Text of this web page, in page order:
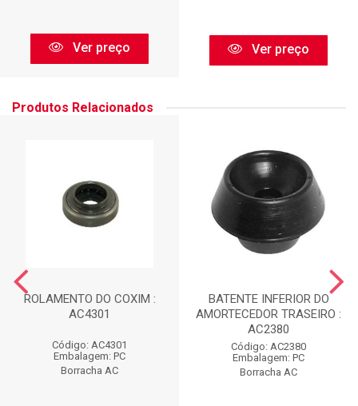
Ver preço Ver preço
Produtos Relacionados
ROLAMENTO DO COXIM :
AC4301
Código: AC4301
Embalagem: PC
Borracha AC
BATENTE INFERIOR DO
AMORTECEDOR TRASEIRO :
AC2380
Código: AC2380
Embalagem: PC
Borracha AC